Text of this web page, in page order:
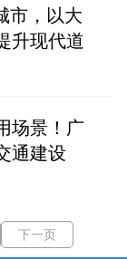
市，以大
升现代道
场景！广
通建设
下一页